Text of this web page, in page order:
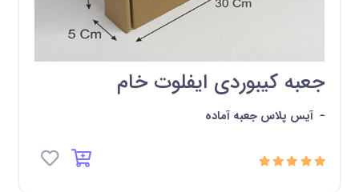
جعبه کیبوردی ایفلوت خام
- آیس پلاس جعبه آماده